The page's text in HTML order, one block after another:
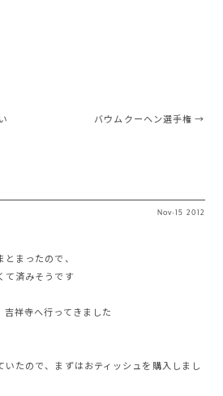
バウムクーヘン選手権→
Nov·15 2012
とまったので、
て済みそうです
吉祥寺へ行ってきました
いたので、まずはおティッシュを購入しまし